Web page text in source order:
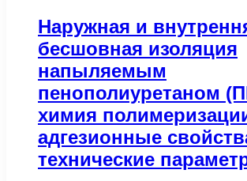
Наружная и
бесшовная изоляция
напыляемым
пенополиуретаном
химия
адгезионные
технические